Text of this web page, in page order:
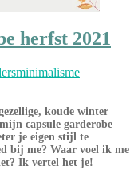
herfst 2021
koude winter
capsule garderobe
je eigen stijl te
bij me? Waar voel ik me
Ik vertel het je!